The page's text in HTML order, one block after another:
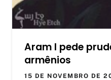
Aram I pede
armênios
15 DE NOVEMBRO DE